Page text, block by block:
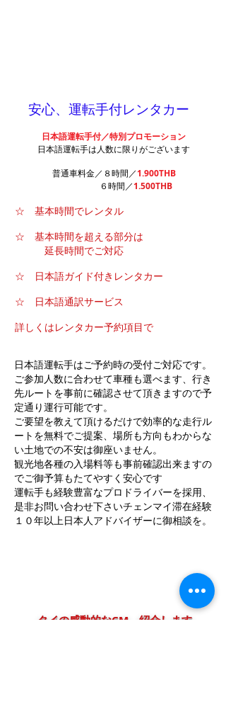
安心、運転手付レンタカー
日本語運転手付／特別プロモーション
日本語運転手は人数に限りがございます
普通車料金／８時間／1.900THB
６時間／1.500THB
☆ 基本時間でレンタル
☆ 基本時間を超える部分は
延長時間でご対応
☆ 日本語ガイド付きレンタカー
☆ 日本語通訳サービス
詳しくはレンタカー予約項目で
日本語運転手はご予約時の受付ご対応です。
ご参加人数に合わせて車種も選べます、行き
先ルートを事前に確認させて頂きますので予
定通り運行可能です。
ご要望を教えて頂けるだけで効率的な走行ル
ートを無料でご提案、場所も方向もわからな
い土地での不安は御座いません。
観光地各種の入場料等も事前確認出来ますの
でご御予算もたてやすく安心です
運転手も経験豊富なプロドライバーを採用、
是非お問い合わせ下さいチェンマイ滞在経験
１０年以上日本人アドバイザーに御相談を。
タイの感動的なCM 紹介します。